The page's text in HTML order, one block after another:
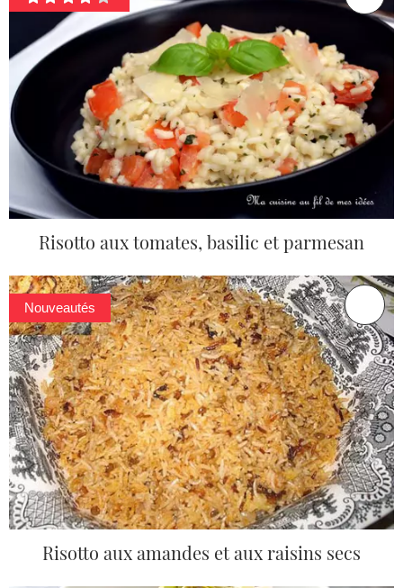
Risotto aux tomates, basilic et parmesan
Nouveautés
Risotto aux amandes et aux raisins secs